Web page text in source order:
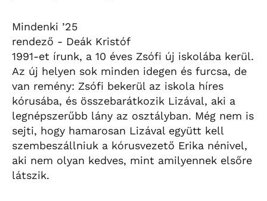
Mindenki ’25
rendező - Deák Kristóf
1991-et írunk, a 10 éves Zsófi új iskolába kerül.
Az új helyen sok minden idegen és furcsa, de
van remény: Zsófi bekerül az iskola híres
kórusába, és összebarátkozik Lizával, aki a
legnépszerűbb lány az osztályban. Még nem is
sejti, hogy hamarosan Lizával együtt kell
szembeszállniuk a kórusvezető Erika nénivel,
aki nem olyan kedves, mint amilyennek elsőre
látszik.